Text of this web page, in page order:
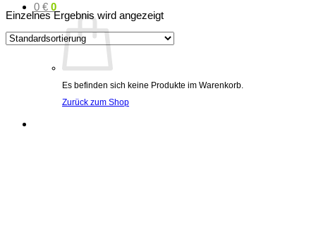
0 € 0
Es befinden sich keine Produkte im Warenkorb.
Zurück zum Shop
Einzelnes Ergebnis wird angezeigt